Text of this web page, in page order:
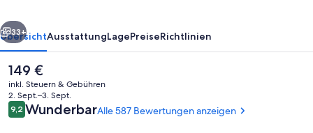
Weiter
33+
ÜbersichtAusstattungLagePreiseRichtlinien
Der
aktuelle
Preis
beträgt
149 €.
149 €
inkl. Steuern & Gebühren
2. Sept.–3. Sept.
Bewertungen
9,29,2 von 10.
WunderbarAlle 587 Bewertungen anzeigen